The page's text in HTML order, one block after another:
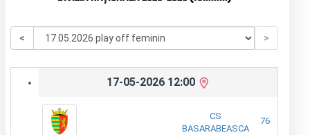
< >
17-05-2026 12:00
CS
BASARABEASCA
76